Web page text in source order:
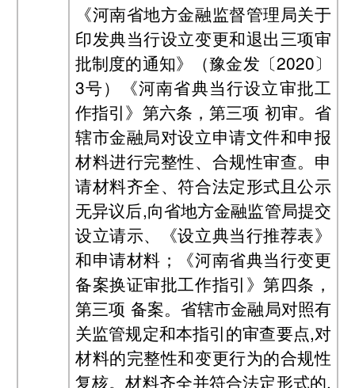
《河南省地方金融监督管理局关于
印发典当行设立变更和退出三项审
批制度的通知》（豫金发〔2020〕
3号）《河南省典当行设立审批工
作指引》第六条，第三项 初审。省
辖市金融局对设立申请文件和申报
材料进行完整性、合规性审查。申
请材料齐全、符合法定形式且公示
无异议后,向省地方金融监管局提交
设立请示、《设立典当行推荐表》
和申请材料；《河南省典当行变更
备案换证审批工作指引》第四条，
第三项 备案。省辖市金融局对照有
关监管规定和本指引的审查要点,对
材料的完整性和变更行为的合规性
复核。材料齐全并符合法定形式的,